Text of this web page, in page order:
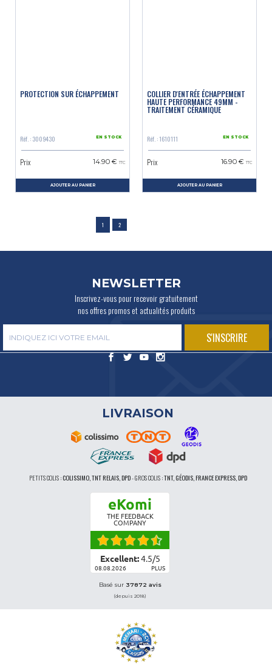
PROTECTION SUR ÉCHAPPEMENT
Réf. : 3009430 EN STOCK
Prix 14.90 € TTC
AJOUTER AU PANIER
COLLIER D'ENTRÉE ÉCHAPPEMENT
HAUTE PERFORMANCE 49MM -
TRAITEMENT CÉRAMIQUE
Réf. : 1610111 EN STOCK
Prix 16.90 € TTC
AJOUTER AU PANIER
1 2
NEWSLETTER
Inscrivez-vous pour recevoir gratuitement
nos offres promos et actualités produits
LIVRAISON
PETITS COLIS :COLISSIMO, TNT RELAIS, DPD-GROS COLIS :TNT, GÉODIS, FRANCE EXPRESS, DPD
eKomi
THE FEEDBACK
COMPANY
Excellent:4.5/5
08.08.2026 PLUS
Basé sur 37872 avis
(depuis 2018)